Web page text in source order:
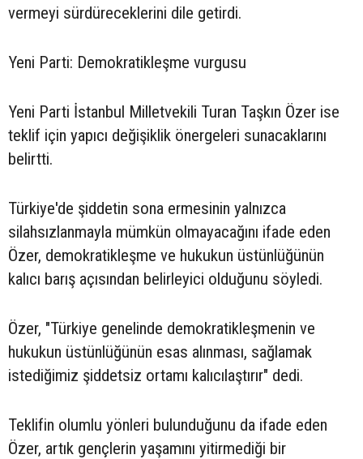
vermeyi sürdüreceklerini dile getirdi.
Yeni Parti: Demokratikleşme vurgusu
Yeni Parti İstanbul Milletvekili Turan Taşkın Özer ise
teklif için yapıcı değişiklik önergeleri sunacaklarını
belirtti.
Türkiye'de şiddetin sona ermesinin yalnızca
silahsızlanmayla mümkün olmayacağını ifade eden
Özer, demokratikleşme ve hukukun üstünlüğünün
kalıcı barış açısından belirleyici olduğunu söyledi.
Özer, "Türkiye genelinde demokratikleşmenin ve
hukukun üstünlüğünün esas alınması, sağlamak
istediğimiz şiddetsiz ortamı kalıcılaştırır" dedi.
Teklifin olumlu yönleri bulunduğunu da ifade eden
Özer, artık gençlerin yaşamını yitirmediği bir